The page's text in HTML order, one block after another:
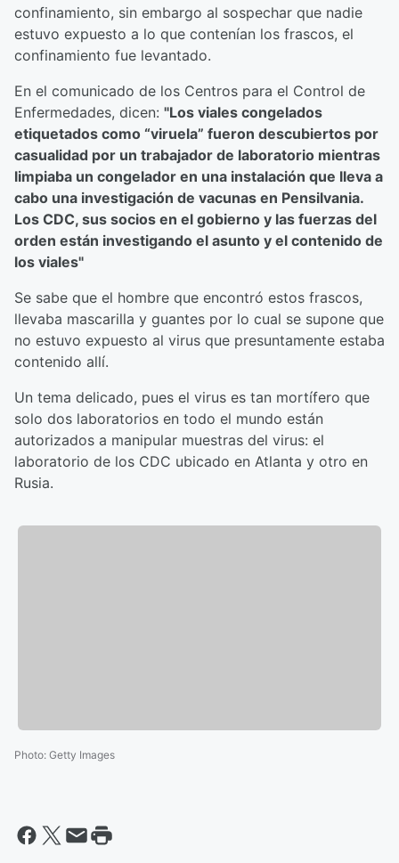
confinamiento, sin embargo al sospechar que nadie
estuvo expuesto a lo que contenían los frascos, el
confinamiento fue levantado.
En el comunicado de los Centros para el Control de
Enfermedades, dicen: "Los viales congelados
etiquetados como “viruela” fueron descubiertos por
casualidad por un trabajador de laboratorio mientras
limpiaba un congelador en una instalación que lleva a
cabo una investigación de vacunas en Pensilvania.
Los CDC, sus socios en el gobierno y las fuerzas del
orden están investigando el asunto y el contenido de
los viales"
Se sabe que el hombre que encontró estos frascos,
llevaba mascarilla y guantes por lo cual se supone que
no estuvo expuesto al virus que presuntamente estaba
contenido allí.
Un tema delicado, pues el virus es tan mortífero que
solo dos laboratorios en todo el mundo están
autorizados a manipular muestras del virus: el
laboratorio de los CDC ubicado en Atlanta y otro en
Rusia.
Photo: Getty Images